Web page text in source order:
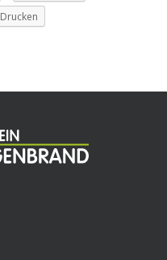
Drucken